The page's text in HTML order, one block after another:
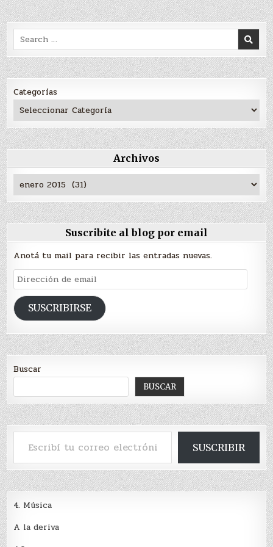
ENTRADAS
Search
for:
Categorías
Archivos
Archivos
Suscribite al blog por email
Anotá tu mail para recibir las entradas nuevas.
Dirección
de
emailSUSCRIBIRSE
Buscar
BUSCAR
Escribí tu correo electrónico…
SUSCRIBIR
4. Música
A la deriva